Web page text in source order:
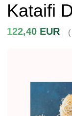
Kataifi
122,40 EUR